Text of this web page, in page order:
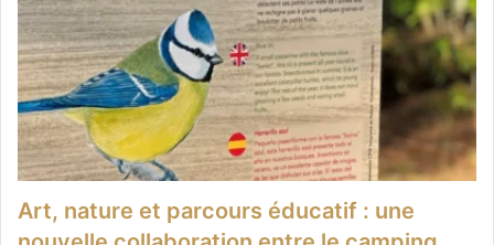
Art, nature et parcours éducatif : une